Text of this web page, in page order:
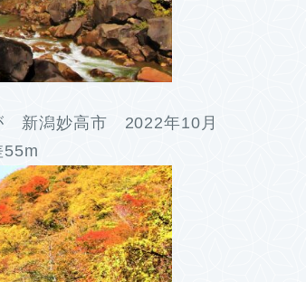
新潟妙高市 2022年10月
55m